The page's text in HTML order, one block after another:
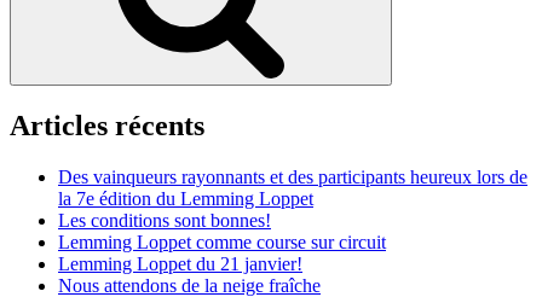
Articles récents
Des vainqueurs rayonnants et des participants heureux lors de
la 7e édition du Lemming Loppet
Les conditions sont bonnes!
Lemming Loppet comme course sur circuit
Lemming Loppet du 21 janvier!
Nous attendons de la neige fraîche